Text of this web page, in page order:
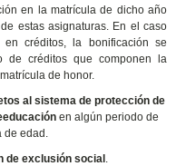
en la matrícula de dicho año
estas asignaturas. En el caso
en créditos, la bonificación se
de créditos que componen la
de honor.
al sistema de protección de
en algún periodo de
de edad.
de exclusión social .